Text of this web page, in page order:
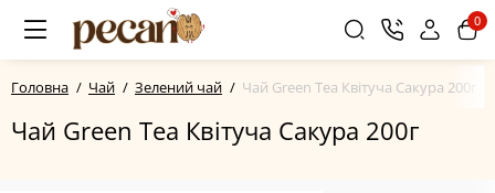
0
Головна Чай Зелений чай Чай Green Tea Квітуча Сакура 200г
Чай Green Tea Квітуча Сакура 200г